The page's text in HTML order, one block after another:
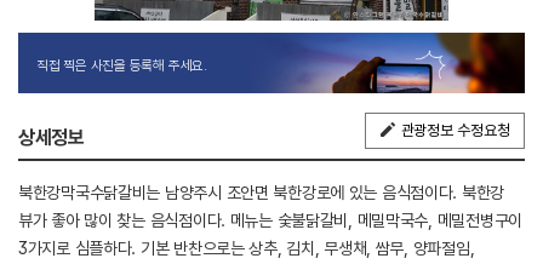
직접 찍은 사진을 등록해 주세요.
상세정보 관광정보 수정요청
북한강막국수닭갈비는 남양주시 조안면 북한강로에 있는 음식점이다. 북한강
뷰가 좋아 많이 찾는 음식점이다. 메뉴는 숯불닭갈비, 메밀막국수, 메밀전병구이
3가지로 심플하다. 기본 반찬으로는 상추, 김치, 무생채, 쌈무, 양파절임,